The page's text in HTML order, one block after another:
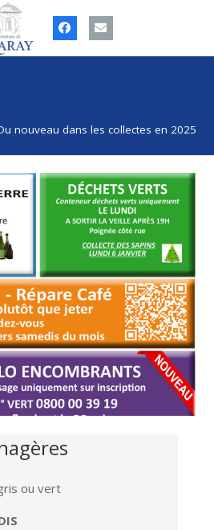
nouveau dans les collectes en 2025
ou vert